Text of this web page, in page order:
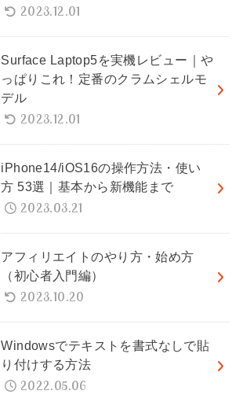
2023.12.01
Surface Laptop5を実機レビュー｜や
っぱりこれ！定番のクラムシェルモ
デル
2023.12.01
iPhone14/iOS16の操作方法・使い
方 53選｜基本から新機能まで
2023.03.21
アフィリエイトのやり方・始め方
（初心者入門編）
2023.10.20
Windowsでテキストを書式なしで貼
り付けする方法
2022.05.06